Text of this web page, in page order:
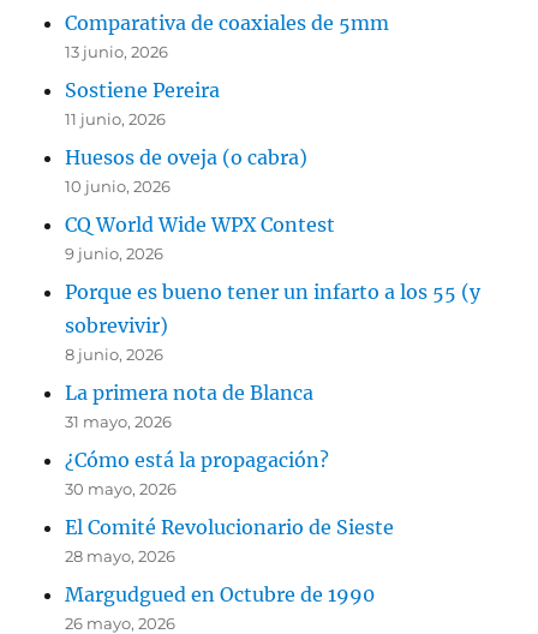
Comparativa de coaxiales de 5mm
13 junio, 2026
Sostiene Pereira
11 junio, 2026
Huesos de oveja (o cabra)
10 junio, 2026
CQ World Wide WPX Contest
9 junio, 2026
Porque es bueno tener un infarto a los 55 (y
sobrevivir)
8 junio, 2026
La primera nota de Blanca
31 mayo, 2026
¿Cómo está la propagación?
30 mayo, 2026
El Comité Revolucionario de Sieste
28 mayo, 2026
Margudgued en Octubre de 1990
26 mayo, 2026